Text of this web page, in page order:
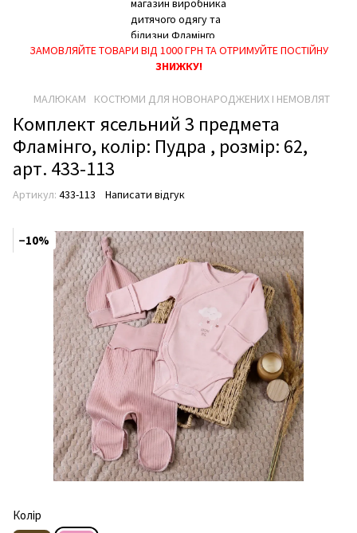
ЗАМОВЛЯЙТЕ ТОВАРИ ВІД 1000 ГРН ТА ОТРИМУЙТЕ ПОСТІЙНУ
ЗНИЖКУ!
МАЛЮКАМ КОСТЮМИ ДЛЯ НОВОНАРОДЖЕНИХ І НЕМОВЛЯТ
Комплект ясельний 3 предмета
Фламінго, колір: Пудра , розмір: 62,
арт. 433-113
Артикул: 433-113 Написати відгук
−10%
Колір